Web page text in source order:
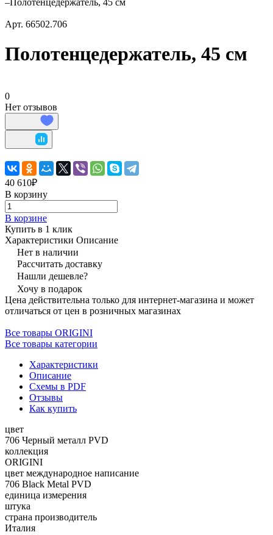
–Полотенцедержатель, 45 см
Арт. 66502.706
Полотенцедержатель, 45 см
0
Нет отзывов
40 610₽
В корзину
В корзине
Купить в 1 клик
Характеристики Описание
Нет в наличии
Рассчитать доставку
Нашли дешевле?
Хочу в подарок
Цена действительна только для интернет-магазина и может
отличаться от цен в розничных магазинах
Все товары ORIGINI
Все товары категории
Характеристики
Описание
Схемы в PDF
Отзывы
Как купить
цвет
706 Черный металл PVD
коллекция
ORIGINI
цвет международное написание
706 Black Metal PVD
единица измерения
штука
страна производитель
Италия